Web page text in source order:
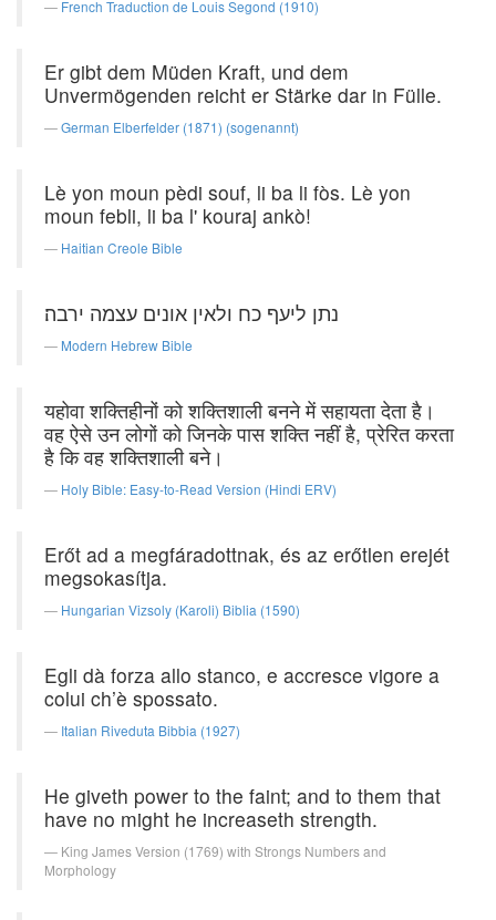
French Traduction de Louis Segond (1910)
Er gibt dem Müden Kraft, und dem
Unvermögenden reicht er Stärke dar in Fülle.
German Elberfelder (1871) (sogenannt)
Lè yon moun pèdi souf, li ba li fòs. Lè yon
moun febli, li ba l' kouraj ankò!
Haitian Creole Bible
נתן ליעף כח ולאין אונים עצמה ירבה׃
Modern Hebrew Bible
यहोवा शक्तिहीनों को शक्तिशाली बनने में सहायता देता है।
वह ऐसे उन लोगों को जिनके पास शक्ति नहीं है, प्रेरित करता
है कि वह शक्तिशाली बने।
Holy Bible: Easy-to-Read Version (Hindi ERV)
Erőt ad a megfáradottnak, és az erőtlen erejét
megsokasítja.
Hungarian Vizsoly (Karoli) Biblia (1590)
Egli dà forza allo stanco, e accresce vigore a
colui ch’è spossato.
Italian Riveduta Bibbia (1927)
He giveth power to the faint; and to them that
have no might he increaseth strength.
King James Version (1769) with Strongs Numbers and
Morphology